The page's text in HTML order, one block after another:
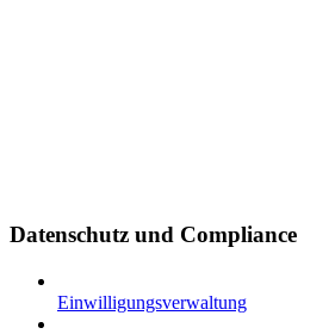
Datenschutz und Compliance
Einwilligungsverwaltung